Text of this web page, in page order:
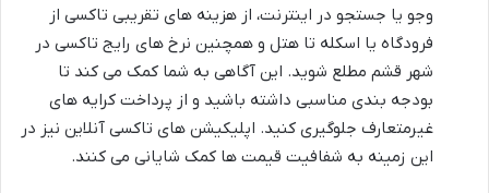
وجو یا جستجو در اینترنت، از هزینه های تقریبی تاکسی از
فرودگاه یا اسکله تا هتل و همچنین نرخ های رایج تاکسی در
شهر قشم مطلع شوید. این آگاهی به شما کمک می کند تا
بودجه بندی مناسبی داشته باشید و از پرداخت کرایه های
غیرمتعارف جلوگیری کنید. اپلیکیشن های تاکسی آنلاین نیز در
این زمینه به شفافیت قیمت ها کمک شایانی می کنند.